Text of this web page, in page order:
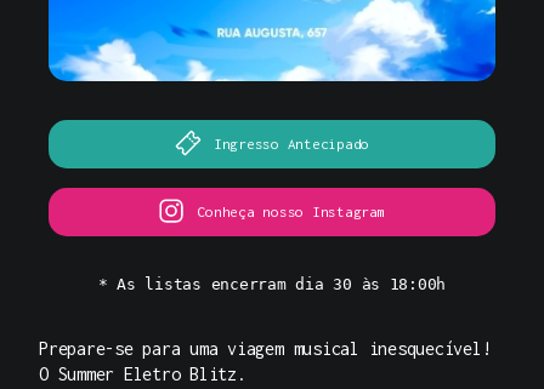
Ingresso Antecipado
Conheça nosso Instagram
* As listas encerram dia 30 às 18:00h
Prepare-se para uma viagem musical inesquecível!
O Summer Eletro Blitz.